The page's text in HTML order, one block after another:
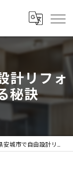
計リフォ
秘訣
で自由設計リフォームを成功させる秘訣